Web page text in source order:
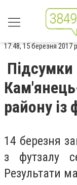
17:48, 15 березня 2017
Підсумки
району із
14 березня
з футзалу
Результати